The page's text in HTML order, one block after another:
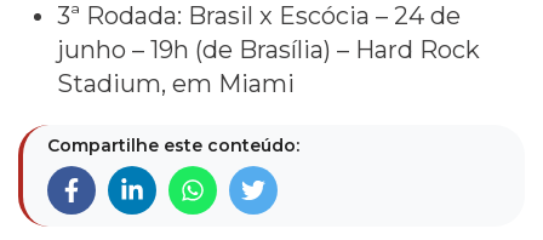
3ª Rodada: Brasil x Escócia – 24 de
junho – 19h (de Brasília) – Hard Rock
Stadium, em Miami
Compartilhe este conteúdo: